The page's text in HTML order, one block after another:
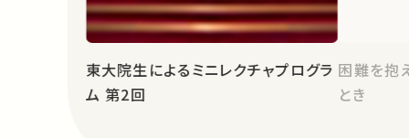
東大院生によるミニレクチャプログラ
ム 第2回
困難を抱
とき